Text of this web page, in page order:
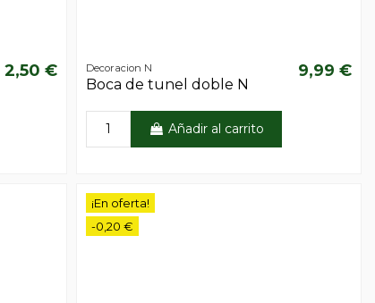
2,50 € Decoracion N
Boca de tunel doble N
9,99 €
Añadir al carrito
¡En oferta!
-0,20 €